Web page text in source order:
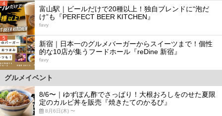
4
富山駅｜ビールだけで20種以上！独自ブレンドに“泡だ
け”も『PERFECT BEER KITCHEN』
favy
5
新宿｜日本一のグルメバーガーからスイーツまで！個性
的な10店が集うフードホール『reDine 新宿』
favy
グルメイベント
8/6〜｜ゆずぽん酢でさっぱり！大根おろしをのせた夏限
定のカルビ丼を販売『焼きたてのかるび』
8月6日(木) 〜